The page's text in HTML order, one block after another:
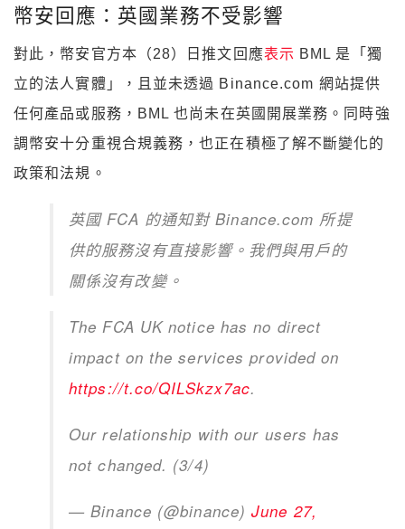
幣安回應：英國業務不受影響
對此，幣安官方本（28）日推文回應表示 BML 是「獨
立的法人實體」，且並未透過 Binance.com 網站提供
任何產品或服務，BML 也尚未在英國開展業務。同時強
調幣安十分重視合規義務，也正在積極了解不斷變化的
政策和法規。
英國 FCA 的通知對 Binance.com 所提
供的服務沒有直接影響。我們與用戶的
關係沒有改變。
The FCA UK notice has no direct
impact on the services provided on
https://t.co/QILSkzx7ac.
Our relationship with our users has
not changed. (3/4)
— Binance (@binance)June 27,